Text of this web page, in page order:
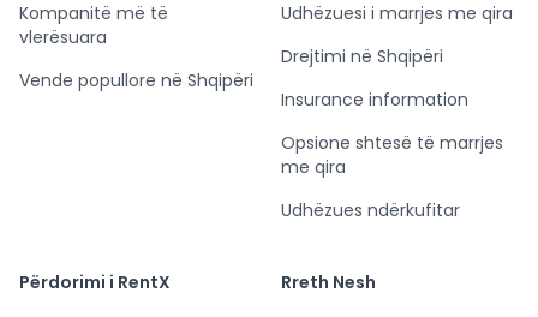
Kompanitë më të
vlerësuara
Vende popullore në Shqipëri
Udhëzuesi i marrjes me qira
Drejtimi në Shqipëri
Insurance information
Opsione shtesë të marrjes
me qira
Udhëzues ndërkufitar
Përdorimi i RentX
Rreth Nesh